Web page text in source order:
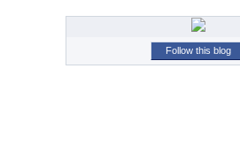
Follow this blog